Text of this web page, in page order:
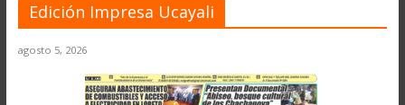
Edición Impresa Ucayali
agosto 5, 2026